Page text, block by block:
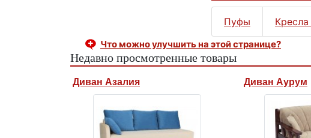
Пуфы
Что можно улучшить на этой странице?
Недавно просмотренные товары
Диван Азалия Диван Аурум